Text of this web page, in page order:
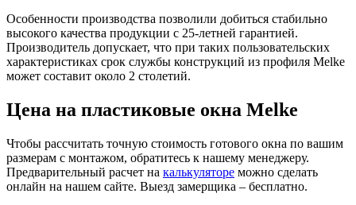
Особенности производства позволили добиться стабильно
высокого качества продукции с 25-летней гарантией.
Производитель допускает, что при таких пользовательских
характеристиках срок службы конструкций из профиля Melke
может составит около 2 столетий.
Цена на пластиковые окна Melke
Чтобы рассчитать точную стоимость готового окна по вашим
размерам с монтажом, обратитесь к нашему менеджеру.
Предварительный расчет на калькуляторе можно сделать
онлайн на нашем сайте. Выезд замерщика – бесплатно.